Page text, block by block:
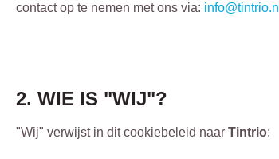
contact op te nemen met ons via: info@tintrio.nl
2. WIE IS "WIJ"?
"Wij" verwijst in dit cookiebeleid naar Tintrio: